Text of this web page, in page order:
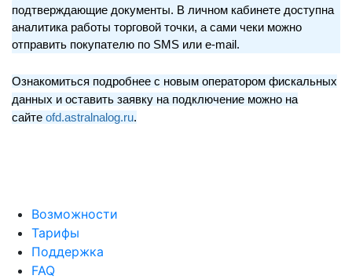
подтверждающие документы. В личном кабинете доступна
аналитика работы торговой точки, а сами чеки можно
отправить покупателю по SMS или e-mail.
Ознакомиться подробнее с новым оператором фискальных
данных и оставить заявку на подключение можно на
сайте ofd.astralnalog.ru.
Возможности
Тарифы
Поддержка
FAQ